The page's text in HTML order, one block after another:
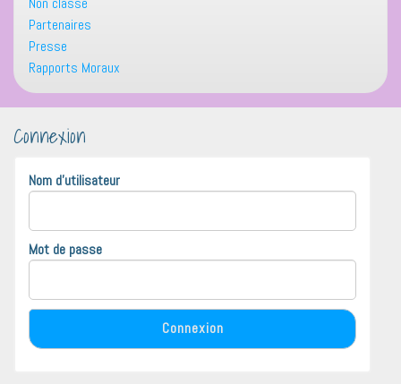
Partenaires
Presse
Rapports Moraux
Connexion
Nom d'utilisateur
Mot de passe